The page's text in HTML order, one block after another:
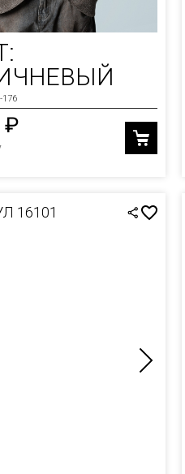
176
₽
16101